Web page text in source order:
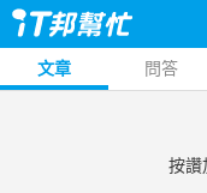
文章 問答
按讚